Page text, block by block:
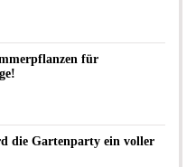
für
die Gartenparty ein voller